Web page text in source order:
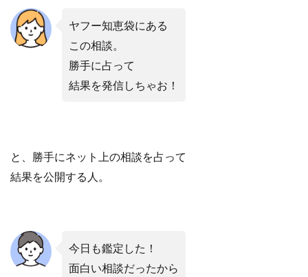
ヤフー知恵袋にある
この相談。
勝手に占って
結果を発信しちゃお！
と、勝手にネット上の相談を占って
結果を公開する人。
今日も鑑定した！
面白い相談だったから